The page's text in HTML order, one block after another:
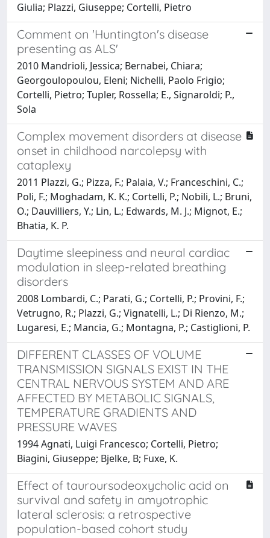
Giulia; Plazzi, Giuseppe; Cortelli, Pietro
Comment on 'Huntington's disease
presenting as ALS'
2010 Mandrioli, Jessica; Bernabei, Chiara;
Georgoulopoulou, Eleni; Nichelli, Paolo Frigio;
Cortelli, Pietro; Tupler, Rossella; E., Signaroldi; P.,
Sola
Complex movement disorders at disease
onset in childhood narcolepsy with
cataplexy
2011 Plazzi, G.; Pizza, F.; Palaia, V.; Franceschini, C.;
Poli, F.; Moghadam, K. K.; Cortelli, P.; Nobili, L.; Bruni,
O.; Dauvilliers, Y.; Lin, L.; Edwards, M. J.; Mignot, E.;
Bhatia, K. P.
Daytime sleepiness and neural cardiac
modulation in sleep-related breathing
disorders
2008 Lombardi, C.; Parati, G.; Cortelli, P.; Provini, F.;
Vetrugno, R.; Plazzi, G.; Vignatelli, L.; Di Rienzo, M.;
Lugaresi, E.; Mancia, G.; Montagna, P.; Castiglioni, P.
DIFFERENT CLASSES OF VOLUME
TRANSMISSION SIGNALS EXIST IN THE
CENTRAL NERVOUS SYSTEM AND ARE
AFFECTED BY METABOLIC SIGNALS,
TEMPERATURE GRADIENTS AND
PRESSURE WAVES
1994 Agnati, Luigi Francesco; Cortelli, Pietro;
Biagini, Giuseppe; Bjelke, B; Fuxe, K.
Effect of tauroursodeoxycholic acid on
survival and safety in amyotrophic
lateral sclerosis: a retrospective
population-based cohort study